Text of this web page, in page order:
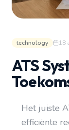
technology 18
ATS
Het juiste
efficiënte